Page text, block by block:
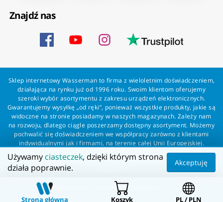
Znajdź nas
Sklep internetowy Wasserman to firma z wieloletnim doświadczeniem,
działająca na rynku już od 1996 roku. Swoim klientom oferujemy
szeroki wybór asortymentu z zakresu urządzeń elektronicznych.
Gwarantujemy wysyłkę „od ręki”, ponieważ wszystkie produkty, jakie są
widoczne na stronie posiadamy w naszych magazynach. Zależy nam
na rozwoju, dlatego ciągle poszerzamy dostępny asortyment. Możemy
pochwalić się doświadczeniem we współpracy zarówno z klientami
indywidualnymi jak i firmami, na terenie całej Unii Europejskiej.
Zapewniamy profesjonalną obsługę każdego klienta oraz szybką i
bezproblemową realizację zamówień. Wasserman - wszystko dla
Wszelkie prawa zastrzeżone dla Wasserman.eu
Strona główna Koszyk PL / PLN
Używamy ciasteczek, dzięki którym strona
działa poprawnie.
Akceptuję